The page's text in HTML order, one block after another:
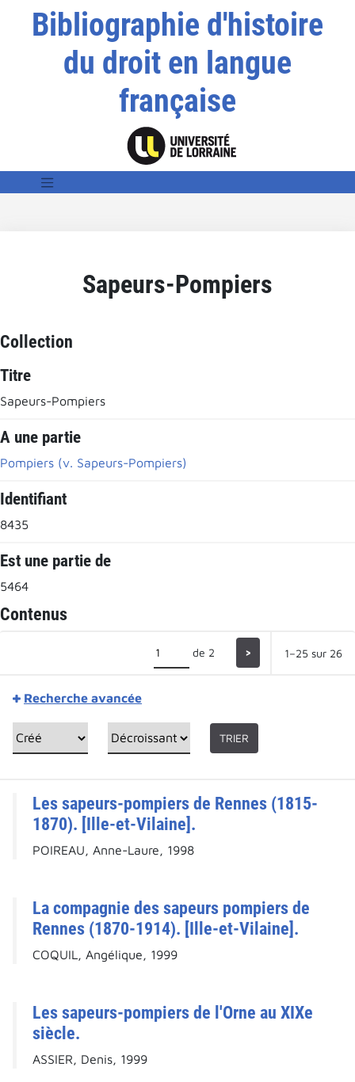
Bibliographie d'histoire
du droit en langue
française
Sapeurs-Pompiers
Collection
Titre
Sapeurs-Pompiers
A une partie
Pompiers (v. Sapeurs-Pompiers)
Identifiant
8435
Est une partie de
5464
Contenus
de 2 > 1–25 sur 26
Recherche avancée
TRIER
Les sapeurs-pompiers de Rennes (1815-
1870). [Ille-et-Vilaine].
POIREAU, Anne-Laure, 1998
La compagnie des sapeurs pompiers de
Rennes (1870-1914). [Ille-et-Vilaine].
COQUIL, Angélique, 1999
Les sapeurs-pompiers de l'Orne au XIXe
siècle.
ASSIER, Denis, 1999